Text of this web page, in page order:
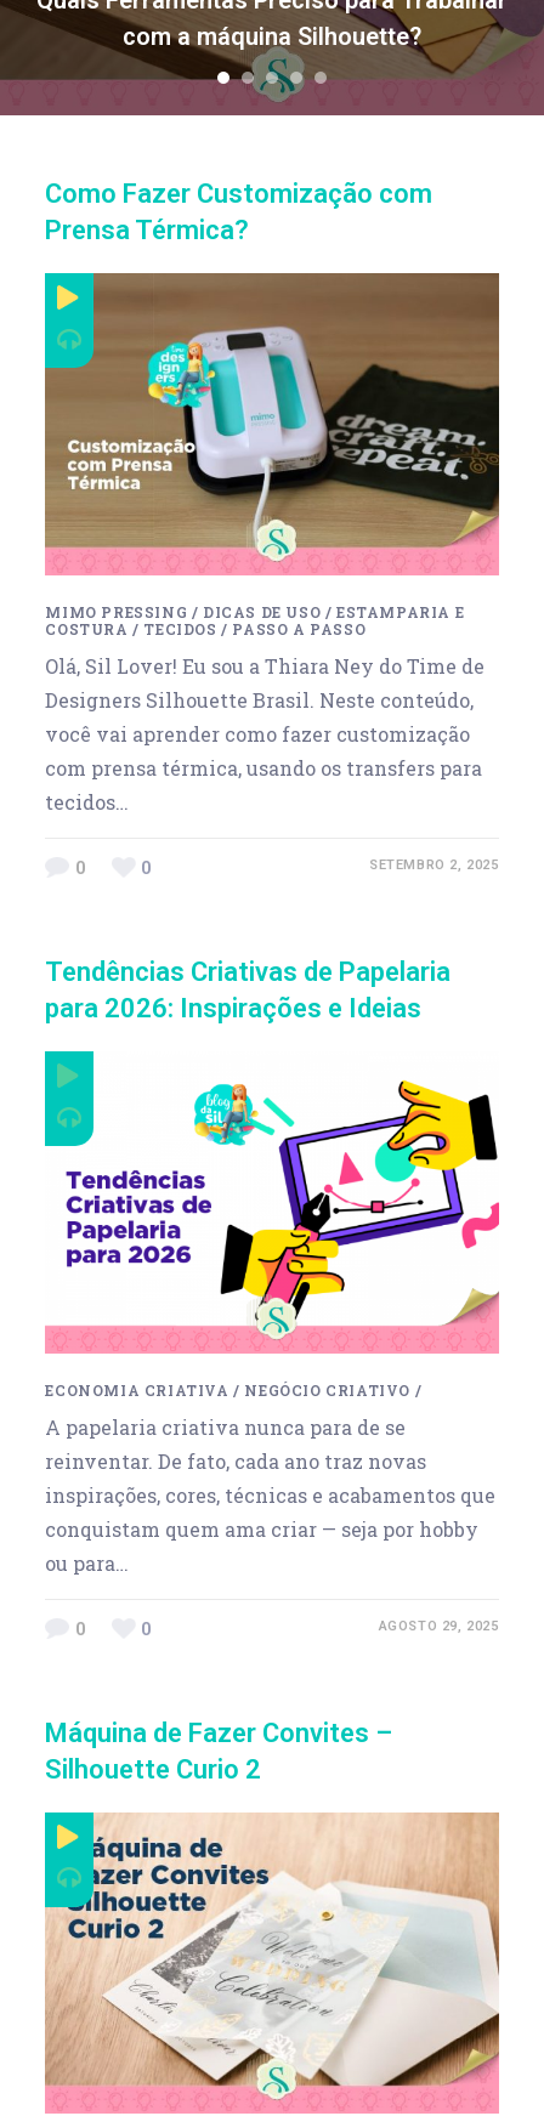
com a máquina Silhouette?
1 2 3 4 5
Como Fazer Customização com
Prensa Térmica?
MIMO PRESSING / DICAS DE USO /ESTAMPARIA E
COSTURA / TECIDOS / PASSO A PASSO
Olá, Sil Lover! Eu sou a ‪Thiara Ney do Time de
Designers Silhouette Brasil. Neste conteúdo,
você vai aprender como fazer customização
com prensa térmica, usando os transfers para
tecidos…
0 0 SETEMBRO 2, 2025
Tendências Criativas de Papelaria
para 2026: Inspirações e Ideias
ECONOMIA CRIATIVA / NEGÓCIO CRIATIVO /
A papelaria criativa nunca para de se
reinventar. De fato, cada ano traz novas
inspirações, cores, técnicas e acabamentos que
conquistam quem ama criar — seja por hobby
ou para…
0 0 AGOSTO 29, 2025
Máquina de Fazer Convites –
Silhouette Curio 2